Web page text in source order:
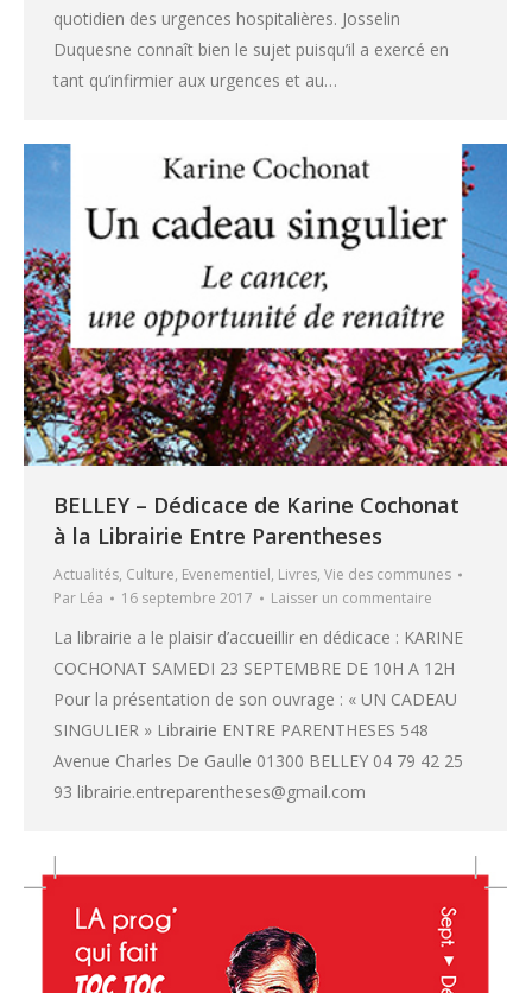
quotidien des urgences hospitalières. Josselin
Duquesne connaît bien le sujet puisqu’il a exercé en
tant qu’infirmier aux urgences et au…
BELLEY – Dédicace de Karine Cochonat
à la Librairie Entre Parentheses
Actualités, Culture, Evenementiel, Livres, Vie des communes
Par Léa 16 septembre 2017 Laisser un commentaire
La librairie a le plaisir d’accueillir en dédicace : KARINE
COCHONAT SAMEDI 23 SEPTEMBRE DE 10H A 12H
Pour la présentation de son ouvrage : « UN CADEAU
SINGULIER » Librairie ENTRE PARENTHESES 548
Avenue Charles De Gaulle 01300 BELLEY 04 79 42 25
93 librairie.entreparentheses@gmail.com